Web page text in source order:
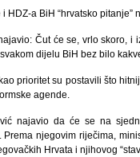
a BiH “hrvatsko pitanje”
Čut će se, vrlo skoro, i
dijelu BiH bez bilo
prioritet su postavili što
agende.
najavio da će se na
njegovim riječima,
Hrvata i njihovog